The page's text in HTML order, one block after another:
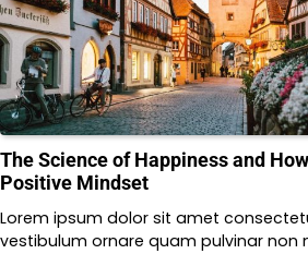
The Science of Happiness and
Positive Mindset
Lorem ipsum dolor sit amet
vestibulum ornare quam pulvinar non